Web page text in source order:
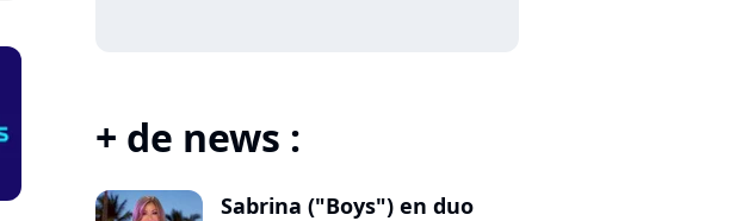
+ de news :
Sabrina ("Boys") en duo